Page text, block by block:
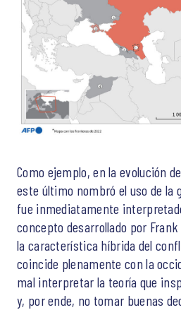
Como ejemplo, en la evolución
este último nombró el uso de la
fue inmediatamente
concepto desarrollado por
la característica híbrida del
coincide plenamente con la
mal interpretar la teoría que
y, por ende, no tomar buenas